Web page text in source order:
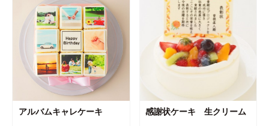
アルバムキャレケーキ 感謝状ケーキ 生クリーム